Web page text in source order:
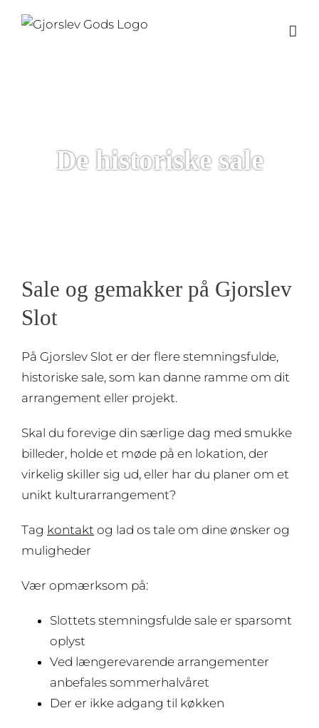
De historiske sale
Sale og gemakker på Gjorslev
Slot
På Gjorslev Slot er der flere stemningsfulde,
historiske sale, som kan danne ramme om dit
arrangement eller projekt.
Skal du forevige din særlige dag med smukke
billeder, holde et møde på en lokation, der
virkelig skiller sig ud, eller har du planer om et
unikt kulturarrangement?
Tag kontakt og lad os tale om dine ønsker og
muligheder
Vær opmærksom på:
Slottets stemningsfulde sale er sparsomt
oplyst
Ved længerevarende arrangementer
anbefales sommerhalvåret
Der er ikke adgang til køkken